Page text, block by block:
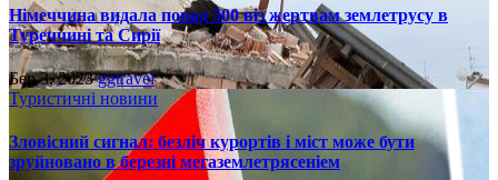
Німеччина видала понад 500 віз жертвам землетрусу в
Туреччині та Сирії
Бер 3, 2023ggtravel
Туристичні новини
Зловісний сигнал: безліч курортів і міст може бути
зруйновано в березні мегаземлетрясеніем